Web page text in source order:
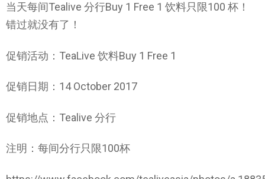
当天每间Tealive 分行Buy 1 Free 1 饮料只限100 杯！
错过就没有了！
促销活动：TeaLive 饮料Buy 1 Free 1
促销日期：14 October 2017
促销地点：Tealive 分行
注明：每间分行只限100杯